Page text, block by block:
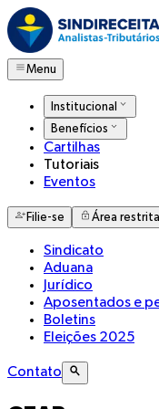
Menu
Institucional
Benefícios
Cartilhas
Tutoriais
Eventos
Filie-se Área restrita
Sindicato
Aduana
Jurídico
Aposentados e
Boletins
Eleições 2025
Contato